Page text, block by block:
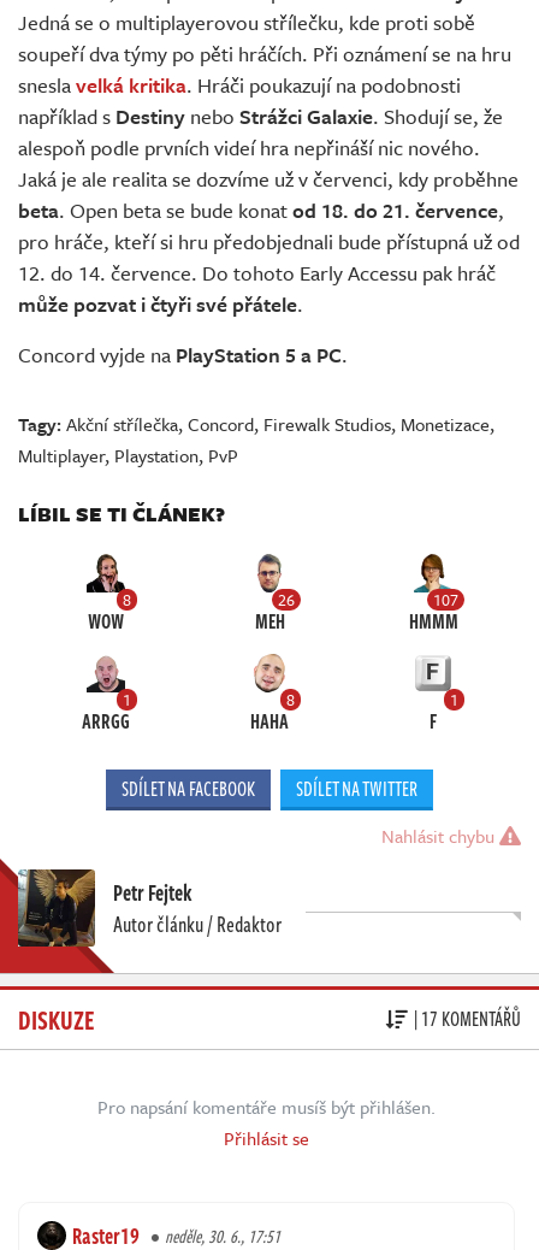
Jedná se o multiplayerovou střílečku, kde proti sobě
soupeří dva týmy po pěti hráčích. Při oznámení se na hru
sneslavelká kritika. Hráči poukazují na podobnosti
například s Destiny nebo Strážci Galaxie. Shodují se, že
alespoň podle prvních videí hra nepřináší nic nového.
Jaká je ale realita se dozvíme už v červenci, kdy proběhne
beta. Open beta se bude konatod 18. do 21. července,
pro hráče, kteří si hru předobjednali bude přístupná už od
12. do 14. července. Do tohoto Early Accessu pak hráč
může pozvat i čtyři své přátele.
Concord vyjde na PlayStation 5 a PC.
Tagy:Akční střílečka,Concord, Firewalk Studios, Monetizace,
Multiplayer, Playstation, PvP
LÍBIL SE TI ČLÁNEK?
8
WOW
26
MEH
107
HMMM
1
ARRGG
8
HAHA
1
F
SDÍLET NA FACEBOOK SDÍLET NA TWITTER
Nahlásit chybu
Petr Fejtek
Autor článku / Redaktor
DISKUZE | 17 KOMENTÁŘŮ
Pro napsání komentáře musíš být přihlášen.
Přihlásit se
Raster19 neděle, 30. 6., 17:51